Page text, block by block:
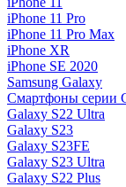
iPhone 11 Pro
iPhone 11 Pro Max
iPhone XR
iPhone SE 2020
Samsung Galaxy
Смартфоны серии
Galaxy S22 Ultra
Galaxy S23
Galaxy S23FE
Galaxy S23 Ultra
Galaxy S22 Plus